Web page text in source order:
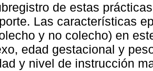
de estas
Las características
y no colecho) en
edad gestacional y
y nivel de instrucción